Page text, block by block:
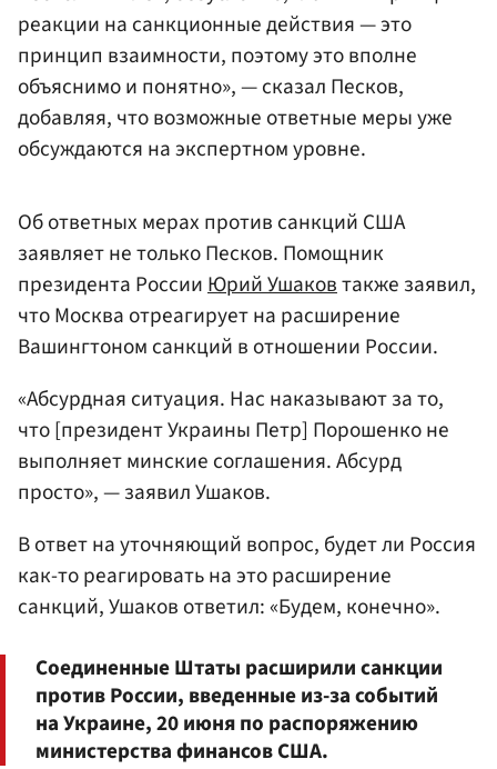
реакции на санкционные действия — это
принцип взаимности, поэтому это вполне
объяснимо и понятно», — сказал Песков,
добавляя, что возможные ответные меры уже
обсуждаются на экспертном уровне.
Об ответных мерах против санкций США
заявляет не только Песков. Помощник
президента РоссииЮрий Ушаковтакже заявил,
что Москва отреагирует на расширение
Вашингтоном санкций в отношении России.
«Абсурдная ситуация. Нас наказывают за то,
что [президент Украины Петр] Порошенко не
выполняет минские соглашения. Абсурд
просто», — заявил Ушаков.
В ответ на уточняющий вопрос, будет ли Россия
как-то реагировать на это расширение
санкций, Ушаков ответил: «Будем, конечно».
Соединенные Штаты расширили санкции
против России, введенные из-за событий
на Украине, 20 июня по распоряжению
министерства финансов США.